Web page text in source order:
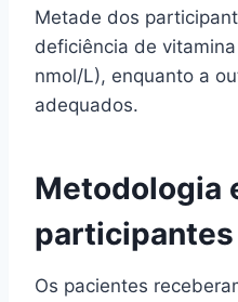
Metade dos
deficiência de
nmol/L), enquanto a
adequados.
Metodologia
Os pacientes